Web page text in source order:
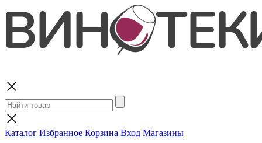
Каталог Избранное Корзина Вход Магазины